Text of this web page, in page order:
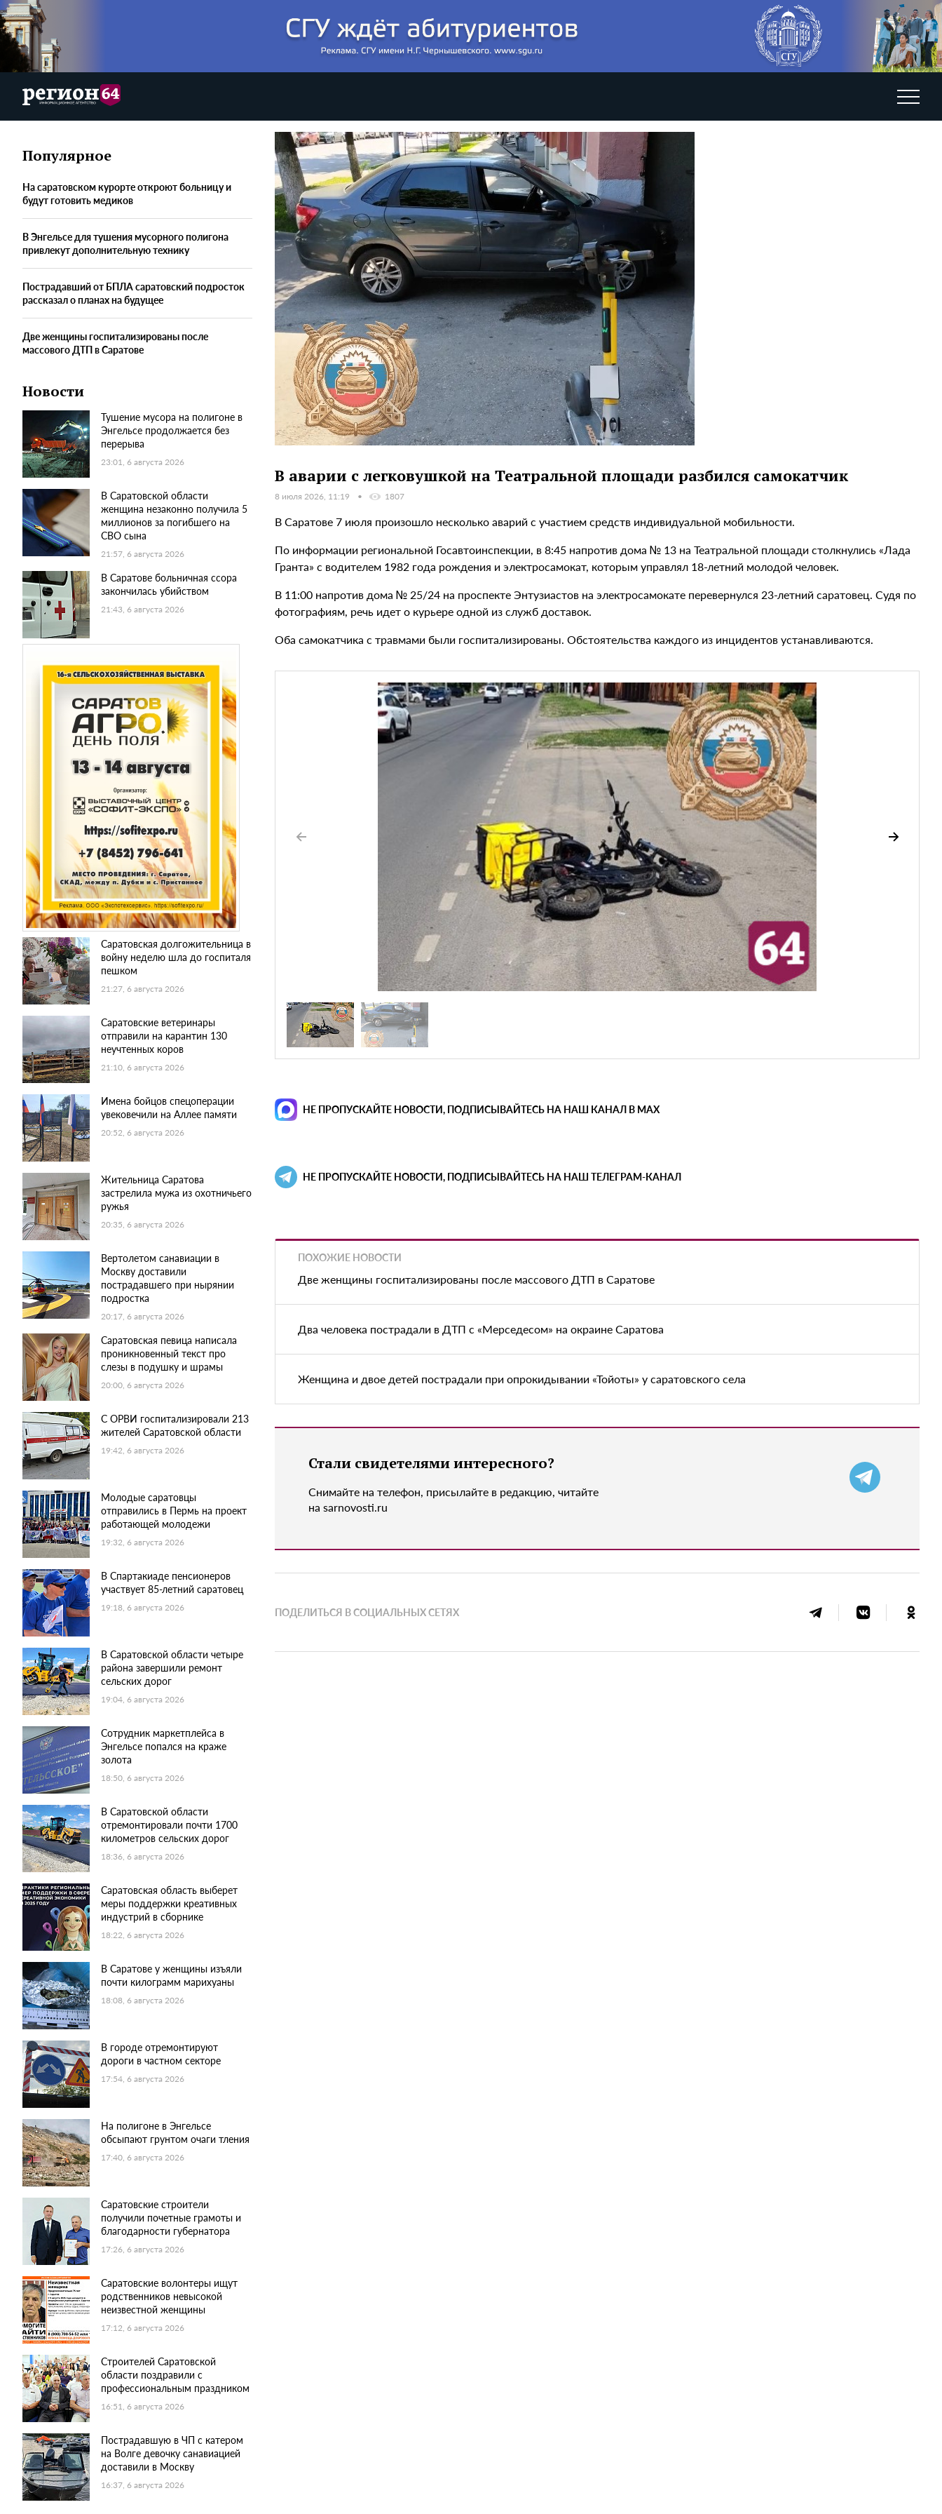
Популярное
На саратовском курорте откроют больницу и
будут готовить медиков
В Энгельсе для тушения мусорного полигона
привлекут дополнительную технику
Пострадавший от БПЛА саратовский подросток
рассказал о планах на будущее
Две женщины госпитализированы после
массового ДТП в Саратове
Новости
Тушение мусора на полигоне в
Энгельсе продолжается без
перерыва
23:01, 6 августа 2026
В Саратовской области
женщина незаконно получила 5
миллионов за погибшего на
СВО сына
21:57, 6 августа 2026
В Саратове больничная ссора
закончилась убийством
21:43, 6 августа 2026
Саратовская долгожительница в
войну неделю шла до госпиталя
пешком
21:27, 6 августа 2026
Саратовские ветеринары
отправили на карантин 130
неучтенных коров
21:10, 6 августа 2026
Имена бойцов спецоперации
увековечили на Аллее памяти
20:52, 6 августа 2026
Жительница Саратова
застрелила мужа из охотничьего
ружья
20:35, 6 августа 2026
Вертолетом санавиации в
Москву доставили
пострадавшего при нырянии
подростка
20:17, 6 августа 2026
Саратовская певица написала
проникновенный текст про
слезы в подушку и шрамы
20:00, 6 августа 2026
С ОРВИ госпитализировали 213
жителей Саратовской области
19:42, 6 августа 2026
Молодые саратовцы
отправились в Пермь на проект
работающей молодежи
19:32, 6 августа 2026
В Спартакиаде пенсионеров
участвует 85-летний саратовец
19:18, 6 августа 2026
В Саратовской области четыре
района завершили ремонт
сельских дорог
19:04, 6 августа 2026
Сотрудник маркетплейса в
Энгельсе попался на краже
золота
18:50, 6 августа 2026
В Саратовской области
отремонтировали почти 1700
километров сельских дорог
18:36, 6 августа 2026
Саратовская область выберет
меры поддержки креативных
индустрий в сборнике
18:22, 6 августа 2026
В Саратове у женщины изъяли
почти килограмм марихуаны
18:08, 6 августа 2026
В городе отремонтируют
дороги в частном секторе
17:54, 6 августа 2026
На полигоне в Энгельсе
обсыпают грунтом очаги тления
17:40, 6 августа 2026
Саратовские строители
получили почетные грамоты и
благодарности губернатора
17:26, 6 августа 2026
Саратовские волонтеры ищут
родственников невысокой
неизвестной женщины
17:12, 6 августа 2026
Строителей Саратовской
области поздравили с
профессиональным праздником
16:51, 6 августа 2026
Пострадавшую в ЧП с катером
на Волге девочку санавиацией
доставили в Москву
16:37, 6 августа 2026
В аварии с легковушкой на Театральной площади разбился самокатчик
8 июля 2026, 11:19 1807
В Саратове 7 июля произошло несколько аварий с участием средств индивидуальной мобильности.
По информации региональной Госавтоинспекции, в 8:45 напротив дома № 13 на Театральной площади столкнулись «Лада
Гранта» с водителем 1982 года рождения и электросамокат, которым управлял 18-летний молодой человек.
В 11:00 напротив дома № 25/24 на проспекте Энтузиастов на электросамокате перевернулся 23-летний саратовец. Судя по
фотографиям, речь идет о курьере одной из служб доставок.
Оба самокатчика с травмами были госпитализированы. Обстоятельства каждого из инцидентов устанавливаются.
НЕ ПРОПУСКАЙТЕ НОВОСТИ, ПОДПИСЫВАЙТЕСЬ НА НАШ КАНАЛ В MAX
НЕ ПРОПУСКАЙТЕ НОВОСТИ, ПОДПИСЫВАЙТЕСЬ НА НАШ ТЕЛЕГРАМ-КАНАЛ
ПОХОЖИЕ НОВОСТИ
Две женщины госпитализированы после массового ДТП в Саратове
Два человека пострадали в ДТП с «Мерседесом» на окраине Саратова
Женщина и двое детей пострадали при опрокидывании «Тойоты» у саратовского села
Стали свидетелями интересного?
Снимайте на телефон, присылайте в редакцию, читайте
на sarnovosti.ru
ПОДЕЛИТЬСЯ В СОЦИАЛЬНЫХ СЕТЯХ